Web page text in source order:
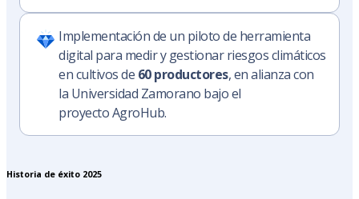
Implementación de un piloto de herramienta
digital para medir y gestionar riesgos climáticos
en cultivos de 60 productores, en alianza con
la Universidad Zamorano bajo el
proyecto AgroHub.
Historia de éxito 2025